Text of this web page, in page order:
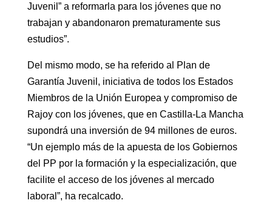
Juvenil” a reformarla para los jóvenes que no
trabajan y abandonaron prematuramente sus
estudios”.
Del mismo modo, se ha referido al Plan de
Garantía Juvenil, iniciativa de todos los Estados
Miembros de la Unión Europea y compromiso de
Rajoy con los jóvenes, que en Castilla-La Mancha
supondrá una inversión de 94 millones de euros.
“Un ejemplo más de la apuesta de los Gobiernos
del PP por la formación y la especialización, que
facilite el acceso de los jóvenes al mercado
laboral”, ha recalcado.